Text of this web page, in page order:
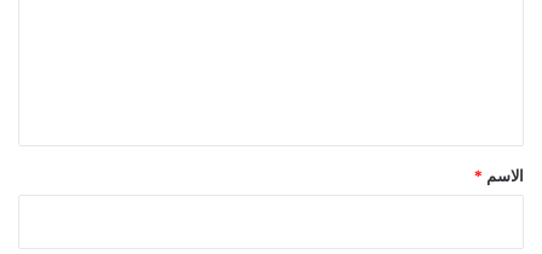
*الاسم *